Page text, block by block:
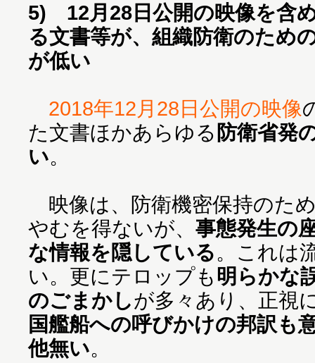
5) 12月28日公開の映像を含
る文書等が、組織防衛のため
が低い
2018年12月28日公開の映像
た文書ほかあらゆる 防衛省発
い。
映像は、防衛機密保持のた
やむを得ないが、 事態発生の
な情報を隠している。これは
い。更にテロップも明らかな
のごまかしが多々あり、正視
国艦船への呼びかけの邦訳も
他無い。